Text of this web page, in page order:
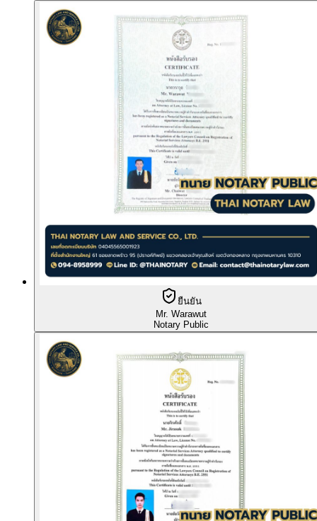
ยืนยัน
Mr. Warawut
Notary Public